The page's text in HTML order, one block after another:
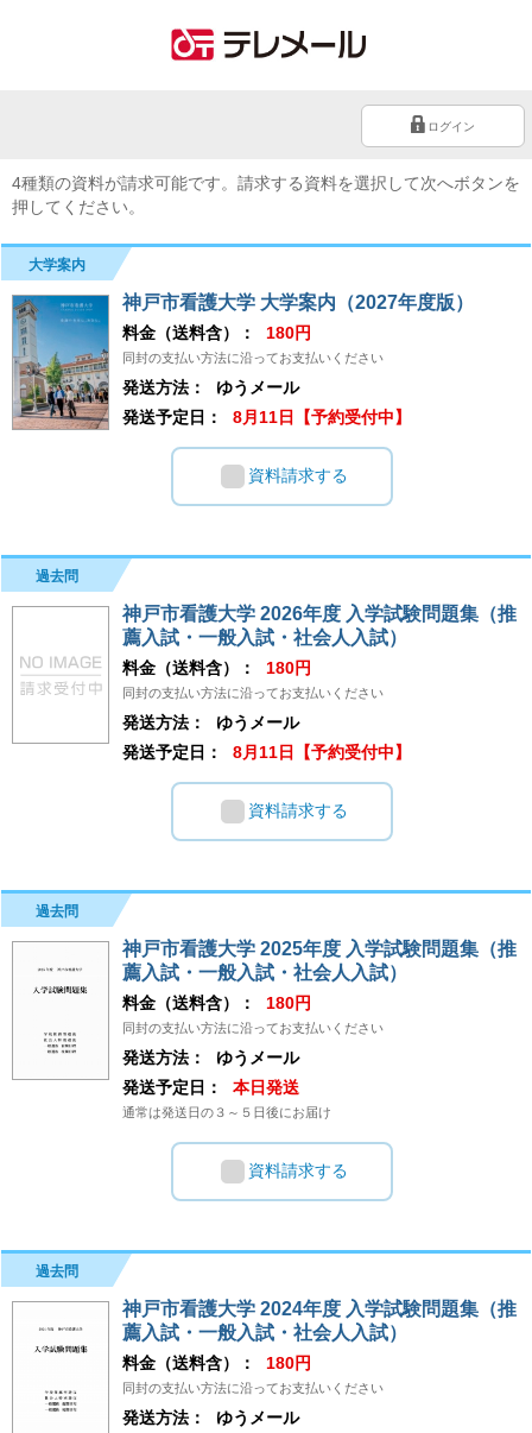
ログイン
4種類の資料が請求可能です。請求する資料を選択して次へボタンを
押してください。
大学案内
神戸市看護大学 大学案内（2027年度版）
料金（送料含）： 180円
同封の支払い方法に沿ってお支払いください
発送方法：
ゆうメール
発送予定日：
8月11日【予約受付中】
資料請求する
過去問
神戸市看護大学 2026年度 入学試験問題集（推
薦入試・一般入試・社会人入試）
料金（送料含）： 180円
同封の支払い方法に沿ってお支払いください
発送方法：
ゆうメール
発送予定日：
8月11日【予約受付中】
資料請求する
過去問
神戸市看護大学 2025年度 入学試験問題集（推
薦入試・一般入試・社会人入試）
料金（送料含）： 180円
同封の支払い方法に沿ってお支払いください
発送方法：
ゆうメール
発送予定日：
本日発送
通常は発送日の３～５日後にお届け
資料請求する
過去問
神戸市看護大学 2024年度 入学試験問題集（推
薦入試・一般入試・社会人入試）
料金（送料含）： 180円
同封の支払い方法に沿ってお支払いください
発送方法：
ゆうメール